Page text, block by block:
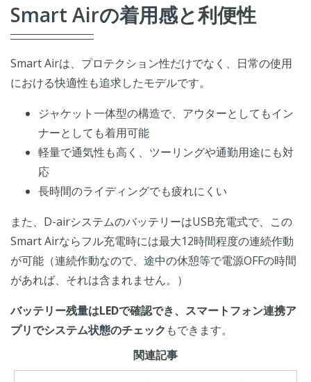
Smart Airの着用感と利便性
Smart Airは、プロテクション性だけでなく、日常の使用
における快適性も追求したモデルです。
ジャケット一体型の構造で、アウターとしてもイン
ナーとしても着用可能
軽量で通気性も高く、ツーリングや通勤用途にも対
応
長時間のライディングでも疲れにくい
また、D-airシステムのバッテリーはUSB充電式で、この
Smart Airならフル充電時には最大12時間程度の連続作動
が可能（連続作動なので、途中の休憩等で電源OFFの時間
があれば、それは含まれません。）
バッテリー残量はLEDで確認でき、スマートフォン連携ア
プリでシステム状態のチェック もできます。
関連記事